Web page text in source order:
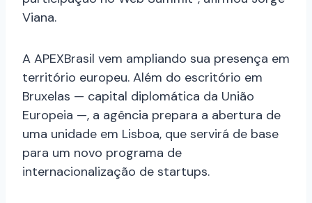
Viana.
A APEXBrasil vem ampliando sua presença em
território europeu. Além do escritório em
Bruxelas — capital diplomática da União
Europeia —, a agência prepara a abertura de
uma unidade em Lisboa, que servirá de base
para um novo programa de
internacionalização de startups.